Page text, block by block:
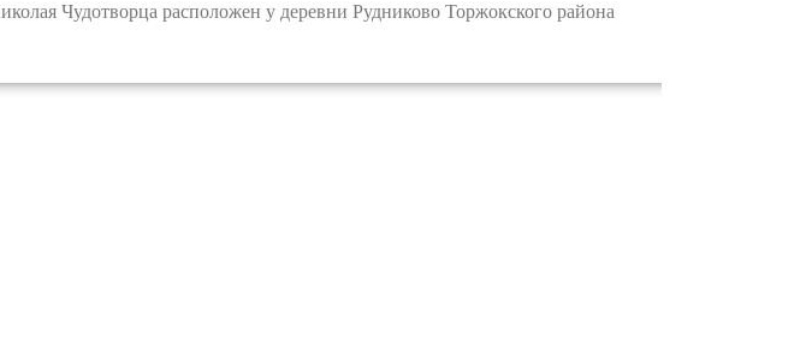
Чудотворца расположен у деревни Рудниково Торжокского района